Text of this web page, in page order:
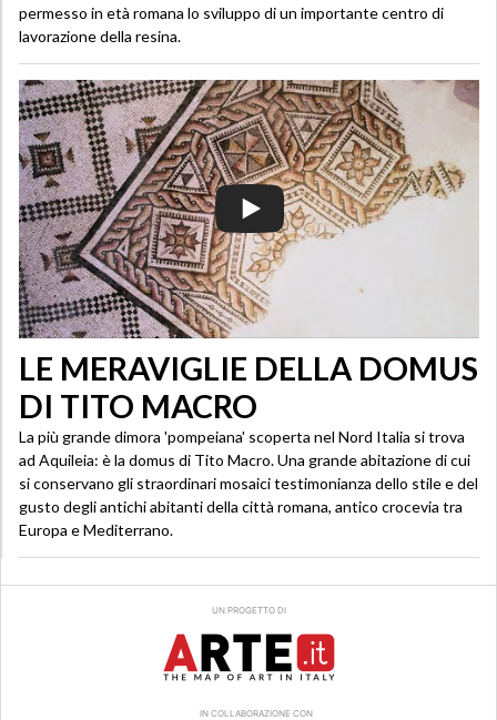
permesso in età romana lo sviluppo di un importante centro di
lavorazione della resina.
LE MERAVIGLIE DELLA DOMUS
DI TITO MACRO
La più grande dimora 'pompeiana' scoperta nel Nord Italia si trova
ad Aquileia: è la domus di Tito Macro. Una grande abitazione di cui
si conservano gli straordinari mosaici testimonianza dello stile e del
gusto degli antichi abitanti della città romana, antico crocevia tra
Europa e Mediterrano.
UN PROGETTO DI
IN COLLABORAZIONE CON